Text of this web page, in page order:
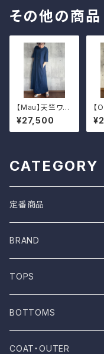
その他の商品
【Mau】天竺ワン
ピース/インディ
ゴ
¥27,500
【
麻
ク
CATEGORY
定番商品
BRAND
ONE WASH
Mau
NOVESTA
TOPS
T-shirt
Shirt
BOTTOMS
Pants
COAT・OUTER